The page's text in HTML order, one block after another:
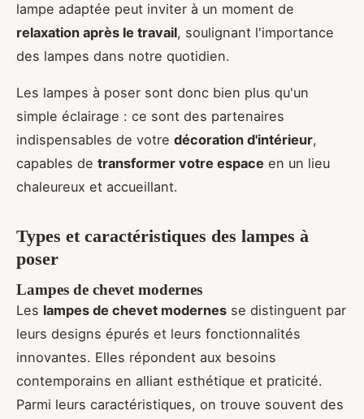
lampe adaptée peut inviter à un moment de
relaxation après le travail, soulignant l'importance
des lampes dans notre quotidien.
Les lampes à poser sont donc bien plus qu'un
simple éclairage : ce sont des partenaires
indispensables de votre décoration d'intérieur,
capables de transformer votre espace en un lieu
chaleureux et accueillant.
Types et caractéristiques des lampes à
poser
Lampes de chevet modernes
Les lampes de chevet modernes se distinguent par
leurs designs épurés et leurs fonctionnalités
innovantes. Elles répondent aux besoins
contemporains en alliant esthétique et praticité.
Parmi leurs caractéristiques, on trouve souvent des